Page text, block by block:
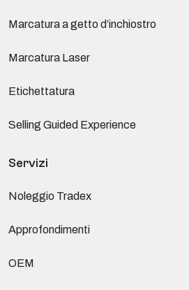
Marcatura a getto d’inchiostro
Marcatura Laser
Etichettatura
Selling Guided Experience
Servizi
Noleggio Tradex
Approfondimenti
OEM